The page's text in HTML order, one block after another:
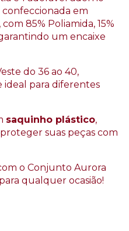
confeccionada em
, com 85% Poliamida, 15%
um encaixe
do 36 ao 40,
para diferentes
saquinho plástico,
suas peças com
o Conjunto Aurora
qualquer ocasião!